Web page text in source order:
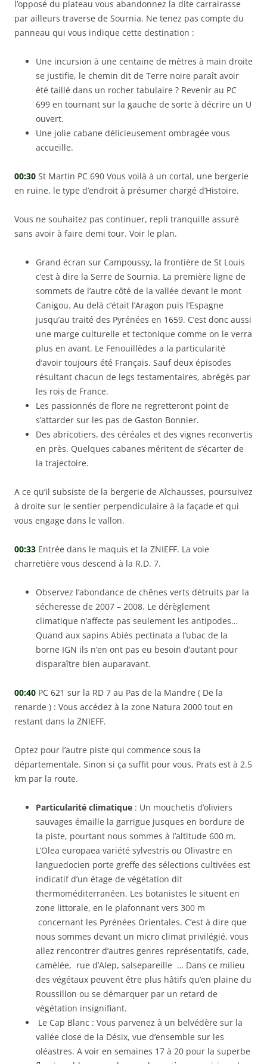
l’opposé du plateau vous abandonnez la dite carrairasse
par ailleurs traverse de Sournia. Ne tenez pas compte du
panneau qui vous indique cette destination :
Une incursion à une centaine de mètres à main droite
se justifie, le chemin dit de Terre noire paraît avoir
été taillé dans un rocher tabulaire ? Revenir au PC
699 en tournant sur la gauche de sorte à décrire un U
ouvert.
Une jolie cabane délicieusement ombragée vous
accueille.
00:30 St Martin PC 690 Vous voilà à un cortal, une bergerie
en ruine, le type d’endroit à présumer chargé d’Histoire.
Vous ne souhaitez pas continuer, repli tranquille assuré
sans avoir à faire demi tour. Voir le plan.
Grand écran sur Campoussy, la frontière de St Louis
c’est à dire la Serre de Sournia. La première ligne de
sommets de l’autre côté de la vallée devant le mont
Canigou. Au delà c’était l’Aragon puis l’Espagne
jusqu’au traité des Pyrénées en 1659. C’est donc aussi
une marge culturelle et tectonique comme on le verra
plus en avant. Le Fenouillèdes a la particularité
d’avoir toujours été Français. Sauf deux épisodes
résultant chacun de legs testamentaires, abrégés par
les rois de France.
Les passionnés de flore ne regretteront point de
s’attarder sur les pas de Gaston Bonnier.
Des abricotiers, des céréales et des vignes reconvertis
en près. Quelques cabanes méritent de s’écarter de
la trajectoire.
A ce qu’il subsiste de la bergerie de Aîchausses, poursuivez
à droite sur le sentier perpendiculaire à la façade et qui
vous engage dans le vallon.
00:33 Entrée dans le maquis et la ZNIEFF. La voie
charretière vous descend à la R.D. 7.
Observez l’abondance de chênes verts détruits par la
sécheresse de 2007 – 2008. Le dérèglement
climatique n’affecte pas seulement les antipodes…
Quand aux sapins Abiès pectinata a l’ubac de la
borne IGN ils n’en ont pas eu besoin d’autant pour
disparaître bien auparavant.
00:40 PC 621 sur la RD 7 au Pas de la Mandre ( De la
renarde ) : Vous accédez à la zone Natura 2000 tout en
restant dans la ZNIEFF.
Optez pour l’autre piste qui commence sous la
départementale. Sinon si ça suffit pour vous, Prats est à 2.5
km par la route.
Particularité climatique : Un mouchetis d’oliviers
sauvages émaille la garrigue jusques en bordure de
la piste, pourtant nous sommes à l’altitude 600 m.
L’Olea europaea variété sylvestris ou Olivastre en
languedocien porte greffe des sélections cultivées est
indicatif d’un étage de végétation dit
thermoméditerranéen. Les botanistes le situent en
zone littorale, en le plafonnant vers 300 m
concernant les Pyrénées Orientales. C’est à dire que
nous sommes devant un micro climat privilégié, vous
allez rencontrer d’autres genres représentatifs, cade,
camélée, rue d’Alep, salsepareille … Dans ce milieu
des végétaux peuvent être plus hâtifs qu’en plaine du
Roussillon ou se démarquer par un retard de
végétation insignifiant.
Le Cap Blanc : Vous parvenez à un belvédère sur la
vallée close de la Désix, vue d’ensemble sur les
oléastres. A voir en semaines 17 à 20 pour la superbe